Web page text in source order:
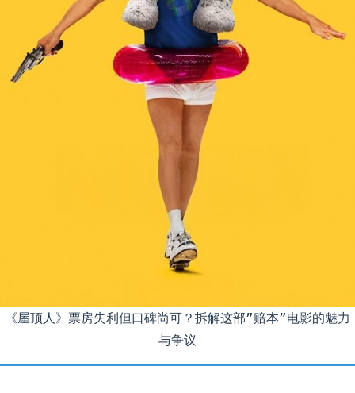
《屋顶人》票房失利但口碑尚可？拆解这部”赔本”电影的魅力
与争议